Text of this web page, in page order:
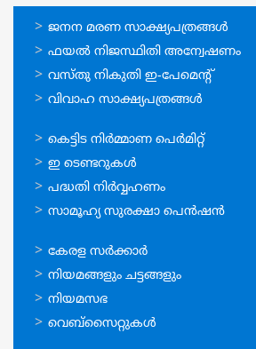
ഓണ്‍ലൈന്‍
സേവനങ്ങള്‍
ജനന മരണ സാക്ഷ്യപത്രങ്ങള്‍
ഫയല്‍ നിജസ്ഥിതി അന്വേഷണം
വസ്തു നികുതി ഇ-പേമെന്റ്
വിവാഹ സാക്ഷ്യപത്രങ്ങള്‍
ഓണ്‍ലൈന്‍
സേവനങ്ങള്‍
കെട്ടിട നിര്‍മ്മാണ പെര്‍മിറ്റ്‌
ഇ ടെണ്ടറുകള്‍
പദ്ധതി നിര്‍വ്വഹണം
സാമൂഹ്യ സുരക്ഷാ പെന്‍ഷന്‍
ഉപയോഗപ്രദമായ
കണ്ണികള്‍
കേരള സര്‍ക്കാര്‍
നിയമങ്ങളും ചട്ടങ്ങളും
നിയമസഭ
വെബ്സൈറ്റുകള്‍